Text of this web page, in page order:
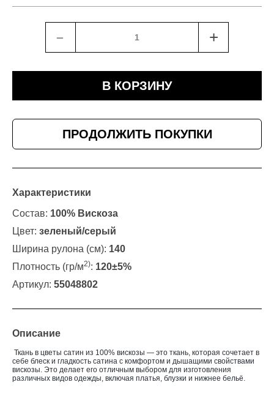
﹣ +
В КОРЗИНУ
ПРОДОЛЖИТЬ ПОКУПКИ
Характеристики
Состав: 100% Вискоза
Цвет: зеленый/серый
Ширина рулона (см): 140
Плотность (гр/м2): 120±5%
Артикул: 55048802
Описание
Ткань в цветы сатин из 100% вискозы — это ткань, которая сочетает в
себе блеск и гладкость сатина с комфортом и дышащими свойствами
вискозы. Это делает его отличным выбором для изготовления
различных видов одежды, включая платья, блузки и нижнее бельё.